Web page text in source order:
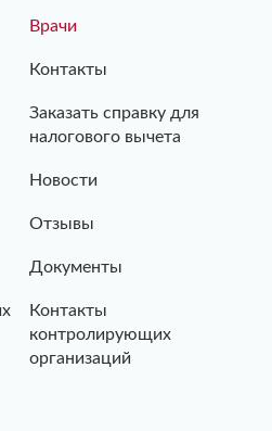
Врачи
Контакты
Заказать справку для
налогового вычета
Новости
Отзывы
Документы
Контакты
контролирующих
организаций